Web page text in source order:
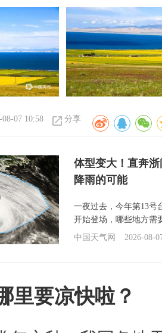
08-07 10:58 分享
体型变大！直奔
降雨的可能
一夜过去，今年第13号
开始登场，哪些地方需
中国天气网
2026-08-
里要凉快啦？